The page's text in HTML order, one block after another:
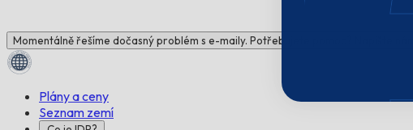
Momentálně řešíme dočasný problém s e-maily. Potřebujete pomoc? Napište nám!
Plány a ceny
Seznam zemí